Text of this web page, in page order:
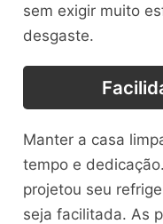
sem exigir muito
desgaste.
Manter a casa
tempo e
projetou seu
seja facilitada. As